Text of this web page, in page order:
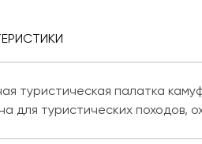
туристическая палатка
для туристических походов,